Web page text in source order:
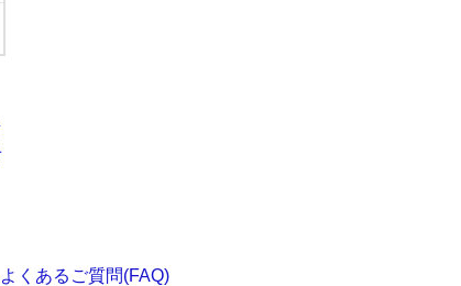
よくあるご質問(FAQ)